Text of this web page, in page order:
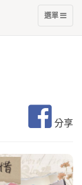
展
開
選
選單
分享